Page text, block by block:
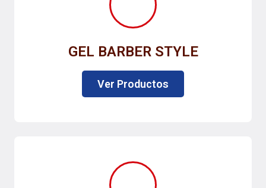
GEL BARBER STYLE
Ver Productos